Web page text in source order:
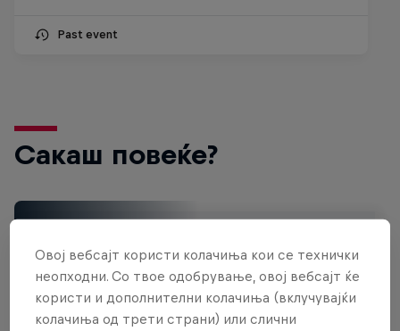
Past event
Сакаш повеќе?
Welcome to the Surf Hub, where you will find a rip-
roaring collection of surf films, shows and …
Овој вебсајт користи колачиња кои се технички
неопходни. Со твое одобрување, овој вебсајт ќе
користи и дополнителни колачиња (вклучувајќи
колачиња од трети страни) или слични